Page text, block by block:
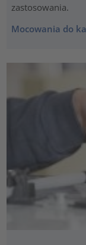
zastosowania.
Mocowania do